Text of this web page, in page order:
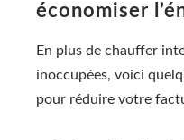
économiser
En plus de chauffer
inoccupées, voici
pour réduire votre